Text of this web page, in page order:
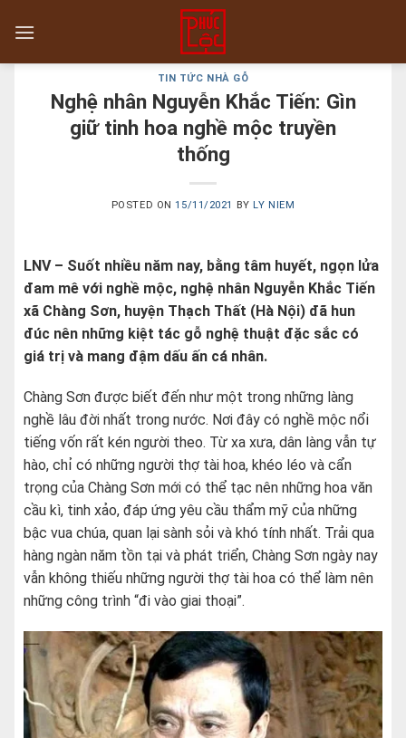
TIN TỨC NHÀ GỖ
Nghệ nhân Nguyễn Khắc Tiến: Gìn
giữ tinh hoa nghề mộc truyền
thống
POSTED ON15/11/2021 BY LY NIEM
LNV – Suốt nhiều năm nay, bằng tâm huyết, ngọn lửa
đam mê với nghề mộc, nghệ nhân Nguyễn Khắc Tiến
xã Chàng Sơn, huyện Thạch Thất (Hà Nội) đã hun
đúc nên những kiệt tác gỗ nghệ thuật đặc sắc có
giá trị và mang đậm dấu ấn cá nhân.
Chàng Sơn được biết đến như một trong những làng
nghề lâu đời nhất trong nước. Nơi đây có nghề mộc nổi
tiếng vốn rất kén người theo. Từ xa xưa, dân làng vẫn tự
hào, chỉ có những người thợ tài hoa, khéo léo và cẩn
trọng của Chàng Sơn mới có thể tạc nên những hoa văn
cầu kì, tinh xảo, đáp ứng yêu cầu thẩm mỹ của những
bậc vua chúa, quan lại sành sỏi và khó tính nhất. Trải qua
hàng ngàn năm tồn tại và phát triển, Chàng Sơn ngày nay
vẫn không thiếu những người thợ tài hoa có thể làm nên
những công trình “đi vào giai thoại”.